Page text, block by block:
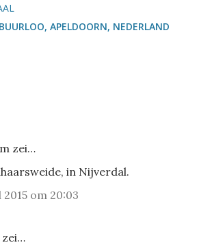
APELDOORN, NEDERLAND
zei…
in Nijverdal.
2015 om 20:03